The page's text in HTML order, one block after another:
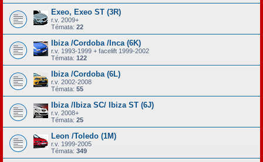
Exeo, Exeo ST (3R)
r.v. 2009+
Témata: 22
Ibiza /Cordoba /Inca (6K)
r.v. 1993-1999 + facelift 1999-2002
Témata: 122
Ibiza /Cordoba (6L)
r.v. 2002-2008
Témata: 55
Ibiza /Ibiza SC/ Ibiza ST (6J)
r.v. 2008+
Témata: 25
Leon /Toledo (1M)
r.v. 1999-2005
Témata: 349